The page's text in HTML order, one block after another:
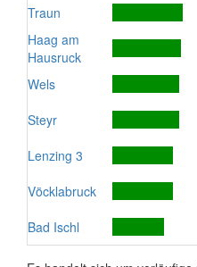
Traun
Haag am
Hausruck
Wels
Steyr
Lenzing 3
Vöcklabruck
Bad Ischl